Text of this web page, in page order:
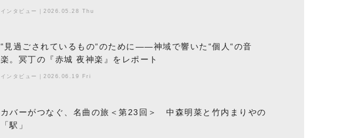
ちた最新作の背景
インタビュー 2026.05.28 Thu
“見過ごされているもの“のために――神域で響いた“個人“の音
楽。冥丁の『赤城 夜神楽』をレポート
インタビュー 2026.06.19 Fri
カバーがつなぐ、名曲の旅＜第23回＞ 中森明菜と竹内まりやの
「駅」